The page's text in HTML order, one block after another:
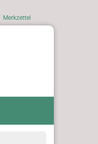
Merkzettel